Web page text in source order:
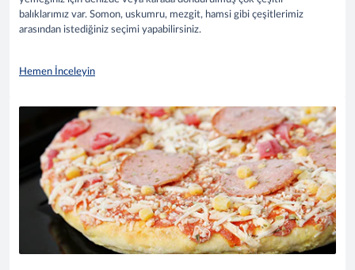
balıklarımız var. Somon, uskumru, mezgit, hamsi gibi çeşitlerimiz
arasından istediğiniz seçimi yapabilirsiniz.
Hemen İnceleyin